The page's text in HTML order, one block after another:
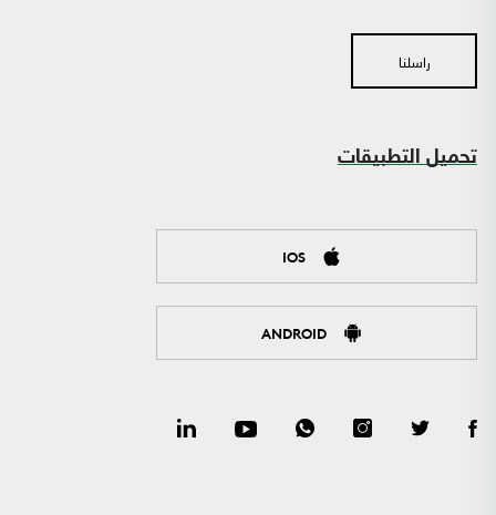
راسلنا
تحميل التطبيقات
IOS
ANDROID